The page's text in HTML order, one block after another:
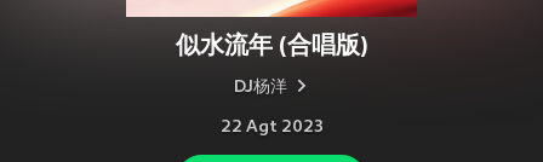
似水流年 (合唱版)
DJ杨洋
22 Agt 2023